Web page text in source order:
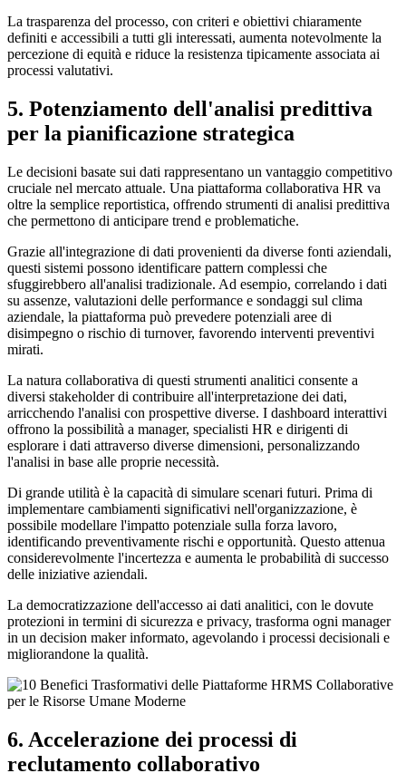
La trasparenza del processo, con criteri e obiettivi chiaramente
definiti e accessibili a tutti gli interessati, aumenta notevolmente la
percezione di equità e riduce la resistenza tipicamente associata ai
processi valutativi.
5. Potenziamento dell'analisi predittiva
per la pianificazione strategica
Le decisioni basate sui dati rappresentano un vantaggio competitivo
cruciale nel mercato attuale. Una piattaforma collaborativa HR va
oltre la semplice reportistica, offrendo strumenti di analisi predittiva
che permettono di anticipare trend e problematiche.
Grazie all'integrazione di dati provenienti da diverse fonti aziendali,
questi sistemi possono identificare pattern complessi che
sfuggirebbero all'analisi tradizionale. Ad esempio, correlando i dati
su assenze, valutazioni delle performance e sondaggi sul clima
aziendale, la piattaforma può prevedere potenziali aree di
disimpegno o rischio di turnover, favorendo interventi preventivi
mirati.
La natura collaborativa di questi strumenti analitici consente a
diversi stakeholder di contribuire all'interpretazione dei dati,
arricchendo l'analisi con prospettive diverse. I dashboard interattivi
offrono la possibilità a manager, specialisti HR e dirigenti di
esplorare i dati attraverso diverse dimensioni, personalizzando
l'analisi in base alle proprie necessità.
Di grande utilità è la capacità di simulare scenari futuri. Prima di
implementare cambiamenti significativi nell'organizzazione, è
possibile modellare l'impatto potenziale sulla forza lavoro,
identificando preventivamente rischi e opportunità. Questo attenua
considerevolmente l'incertezza e aumenta le probabilità di successo
delle iniziative aziendali.
La democratizzazione dell'accesso ai dati analitici, con le dovute
protezioni in termini di sicurezza e privacy, trasforma ogni manager
in un decision maker informato, agevolando i processi decisionali e
migliorandone la qualità.
6. Accelerazione dei processi di
reclutamento collaborativo